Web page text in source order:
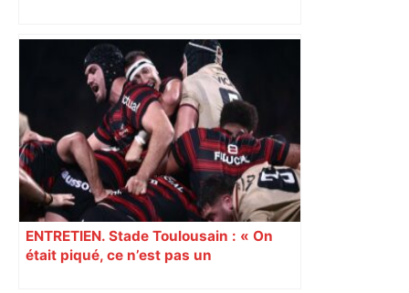
Au cœur du quotidien d'une infirmière
du CHU de Toulouse – Sud Radio
ENTRETIEN. Stade Toulousain : « On
était piqué, ce n’est pas un